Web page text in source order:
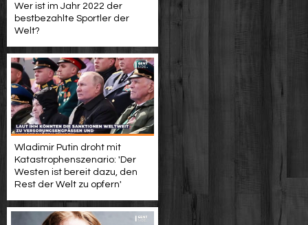
Wer ist im Jahr 2022 der
bestbezahlte Sportler der
Welt?
Wladimir Putin droht mit
Katastrophenszenario: 'Der
Westen ist bereit dazu, den
Rest der Welt zu opfern'